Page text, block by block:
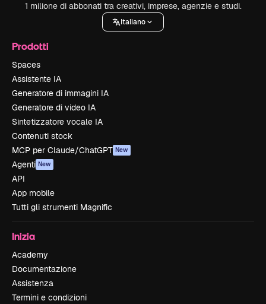
1 milione di abbonati tra creativi, imprese, agenzie e studi.
Italiano
Prodotti
Spaces
Assistente IA
Generatore di immagini IA
Generatore di video IA
Sintetizzatore vocale IA
Contenuti stock
MCP per Claude/ChatGPT New
Agenti New
API
App mobile
Tutti gli strumenti Magnific
Inizia
Academy
Documentazione
Assistenza
Termini e condizioni